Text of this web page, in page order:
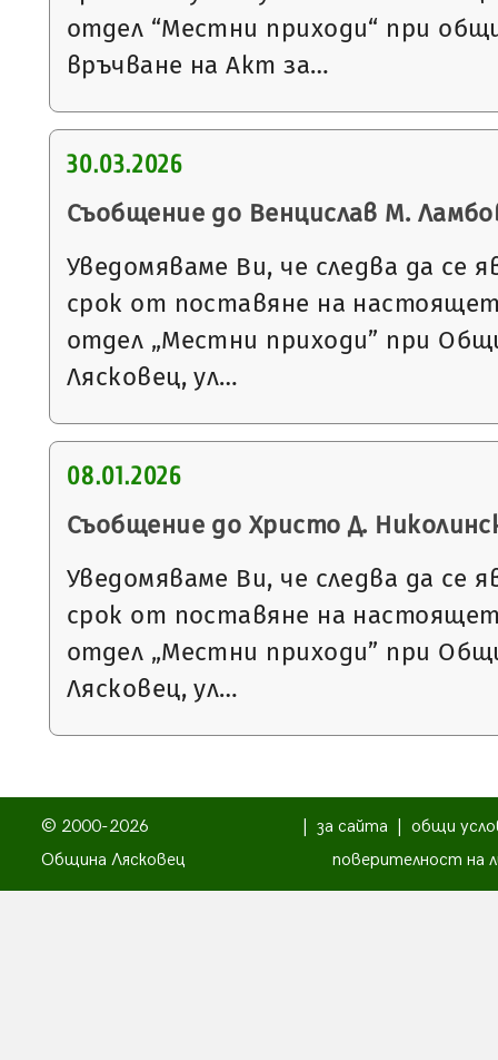
отдел “Местни приходи“ при
връчване на Акт за…
30.03.2026
Съобщение до Венцислав М.
Уведомяваме Ви, че следва да се
срок от поставяне на
отдел „Местни приходи” при
Лясковец, ул…
08.01.2026
Съобщение до Христо Д.
Уведомяваме Ви, че следва да се
срок от поставяне на
отдел „Местни приходи” при
Лясковец, ул…
© 2000-2026
Община Лясковец
за сайта
общи
поверителност на